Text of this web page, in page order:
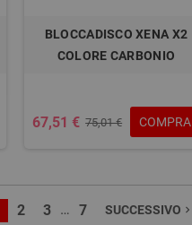
BLOCCADISCO XENA X2
COLORE CARBONIO
67,51 € 75,01 € COMPRA
2 3 … 7 SUCCESSIVO navigate_next